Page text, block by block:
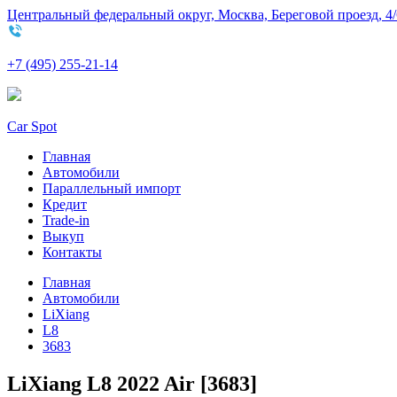
Центральный федеральный округ, Москва, Береговой проезд,
+7 (495) 255-21-14
Car Spot
Главная
Автомобили
Параллельный импорт
Кредит
Trade-in
Выкуп
Контакты
Главная
Автомобили
LiXiang
L8
3683
LiXiang L8 2022 Air [3683]